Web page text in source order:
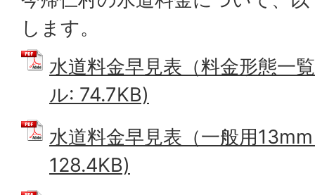
します。
水道料金早見表（料金形態一
ル: 74.7KB)
水道料金早見表（一般用
128.4KB)